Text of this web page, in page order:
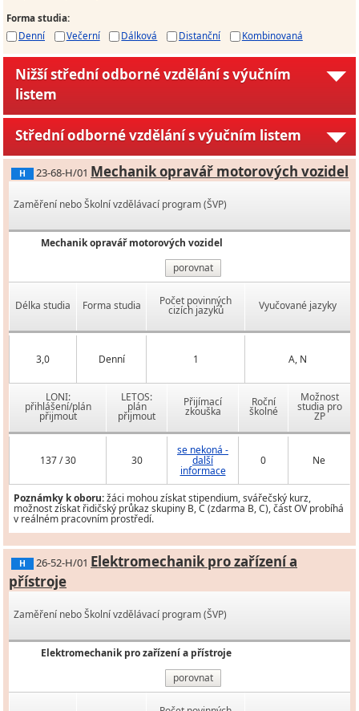
Forma studia:
Denní
Večerní Dálková Distanční Kombinovaná
Nižší střední odborné vzdělání s výučním
listem
Střední odborné vzdělání s výučním listem
H 23-68-H/01 Mechanik opravář motorových vozidel
Zaměření nebo Školní vzdělávací program (ŠVP)
Mechanik opravář motorových vozidel
porovnat
Délka studia Forma studia Počet povinných
cizích jazyků Vyučované jazyky
3,0 Denní 1 A, N
LONI:
přihlášení/plán
přijmout
LETOS:
plán
přijmout
Přijímací
zkouška
Roční
školné
Možnost
studia pro
ZP
137 / 30 30
se nekoná -
další
informace
0 Ne
Poznámky k oboru:žáci mohou získat stipendium, svářečský kurz,
možnost získat řidičský průkaz skupiny B, C (zdarma B, C), část OV probíhá
v reálném pracovním prostředí.
H 26-52-H/01 Elektromechanik pro zařízení a
přístroje
Zaměření nebo Školní vzdělávací program (ŠVP)
Elektromechanik pro zařízení a přístroje
porovnat